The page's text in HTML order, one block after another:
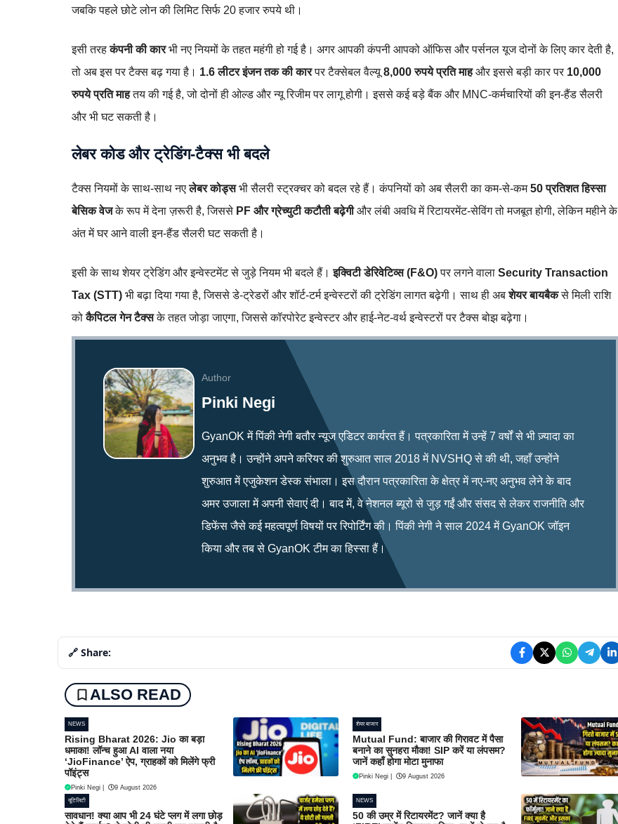
जबकि पहले छोटे लोन की लिमिट सिर्फ 20 हजार रुपये थी।
इसी तरहकंपनी की कारभी नए नियमों के तहत महंगी हो गई है। अगर आपकी कंपनी आपको ऑफिस और पर्सनल यूज दोनों के लिए कार देती है,
तो अब इस पर टैक्स बढ़ गया है। 1.6 लीटर इंजन तक की कारपर टैक्सेबल वैल्यू 8,000 रुपये प्रति माहऔर इससे बड़ी कार पर 10,000
रुपये प्रति माहतय की गई है, जो दोनों ही ओल्ड और न्यू रिजीम पर लागू होगी। इससे कई बड़े बैंक और MNC‑कर्मचारियों की इन‑हैंड सैलरी
और भी घट सकती है।
लेबर कोड और ट्रेडिंग‑टैक्स भी बदले
टैक्स नियमों के साथ‑साथ नएलेबर कोड्सभी सैलरी स्ट्रक्चर को बदल रहे हैं। कंपनियों को अब सैलरी का कम‑से‑कम50 प्रतिशत हिस्सा
बेसिक वेजके रूप में देना ज़रूरी है, जिससे PF और ग्रेच्युटी कटौती बढ़ेगीऔर लंबी अवधि में रिटायरमेंट‑सेविंग तो मजबूत होगी, लेकिन महीने के
अंत में घर आने वाली इन‑हैंड सैलरी घट सकती है।
इसी के साथ शेयर ट्रेडिंग और इन्वेस्टमेंट से जुड़े नियम भी बदले हैं।इक्विटी डेरिवेटिव्स (F&O)पर लगने वाला Security Transaction
Tax (STT) भी बढ़ा दिया गया है, जिससे डे‑ट्रेडरों और शॉर्ट‑टर्म इन्वेस्टरों की ट्रेडिंग लागत बढ़ेगी। साथ ही अबशेयर बायबैकसे मिली राशि
कोकैपिटल गेन टैक्सके तहत जोड़ा जाएगा, जिससे कॉरपोरेट इन्वेस्टर और हाई‑नेट‑वर्थ इन्वेस्टरों पर टैक्स बोझ बढ़ेगा।
Author
Pinki Negi
GyanOK में पिंकी नेगी बतौर न्यूज एडिटर कार्यरत हैं। पत्रकारिता में उन्हें 7 वर्षों से भी ज़्यादा का
अनुभव है। उन्होंने अपने करियर की शुरुआत साल 2018 में NVSHQ से की थी, जहाँ उन्होंने
शुरुआत में एजुकेशन डेस्क संभाला। इस दौरान पत्रकारिता के क्षेत्र में नए-नए अनुभव लेने के बाद
अमर उजाला में अपनी सेवाएं दी। बाद में, वे नेशनल ब्यूरो से जुड़ गईं और संसद से लेकर राजनीति और
डिफेंस जैसे कई महत्वपूर्ण विषयों पर रिपोर्टिंग की। पिंकी नेगी ने साल 2024 में GyanOK जॉइन
किया और तब से GyanOK टीम का हिस्सा हैं।
🔗 Share:
ALSO READ
NEWS
Rising Bharat 2026: Jio का बड़ा
धमाका! लॉन्च हुआ AI वाला नया
‘JioFinance’ ऐप, ग्राहकों को मिलेंगे फ्री
पॉइंट्स
Pinki Negi 9 August 2026
शेयर बाजार
Mutual Fund: बाजार की गिरावट में पैसा
बनाने का सुनहरा मौका! SIP करें या लंपसम?
जानें कहाँ होगा मोटा मुनाफा
Pinki Negi 9 August 2026
यूटिलिटी
सावधान! क्या आप भी 24 घंटे प्लग में लगा छोड़
NEWS
50 की उम्र में रिटायरमेंट? जानें क्या है